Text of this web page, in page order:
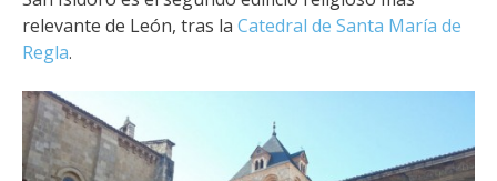
relevante de León, tras la Catedral de Santa María de
Regla.